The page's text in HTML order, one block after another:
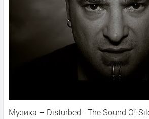
Музика – Disturbed - The Sound Of